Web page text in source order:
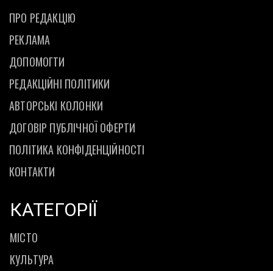
ПРО РЕДАКЦІЮ
РЕКЛАМА
ДОПОМОГТИ
РЕДАКЦІЙНІ ПОЛІТИКИ
АВТОРСЬКІ КОЛОНКИ
ДОГОВІР ПУБЛІЧНОЇ ОФЕРТИ
ПОЛІТИКА КОНФІДЕНЦІЙНОСТІ
КОНТАКТИ
КАТЕГОРІЇ
МІСТО
КУЛЬТУРА